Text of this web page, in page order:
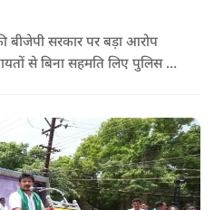
सरकार पर बड़ा आरोप
से बिना सहमति लिए पुलिस के